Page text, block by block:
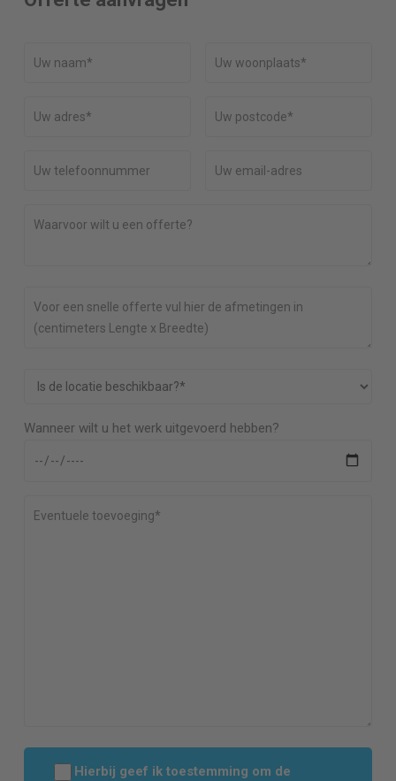
Wanneer wilt u het werk uitgevoerd hebben?
Hierbij geef ik toestemming om de